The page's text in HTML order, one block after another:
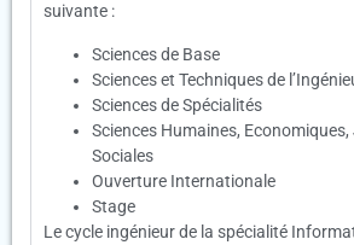
suivante :
Sciences de Base
Sciences et Techniques de
Sciences de Spécialités
Sciences Humaines,
Sociales
Ouverture Internationale
Stage
Le cycle ingénieur de la spécialité